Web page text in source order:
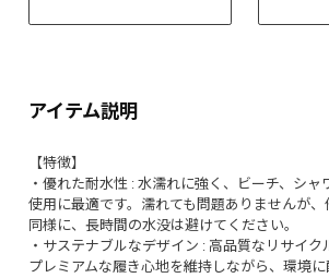
アイテム説明
【特徴】
・優れた耐水性 : 水濡れに強く、ビーチ、シャ
使用に最適です。濡れても問題ありませんが
同様に、長時間の水没は避けてください。
・サステナブルなデザイン : 高品質なリサイク
プレミアムな履き心地を維持しながら、環境